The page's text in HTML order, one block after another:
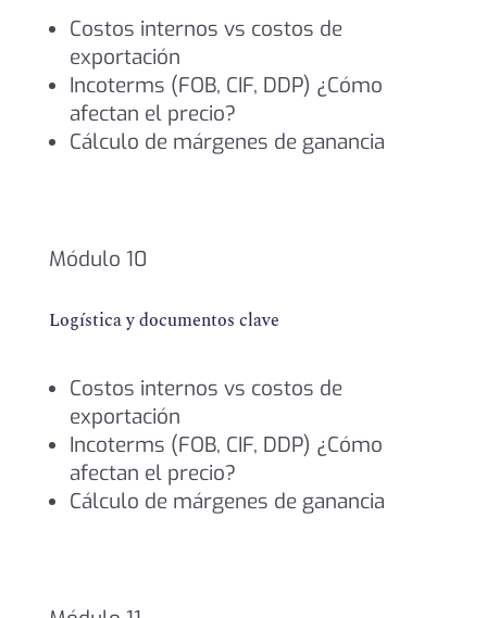
Costos internos vs costos de
exportación
Incoterms (FOB, CIF, DDP) ¿Cómo
afectan el precio?
Cálculo de márgenes de ganancia
Módulo 10
Logística y documentos clave
Costos internos vs costos de
exportación
Incoterms (FOB, CIF, DDP) ¿Cómo
afectan el precio?
Cálculo de márgenes de ganancia